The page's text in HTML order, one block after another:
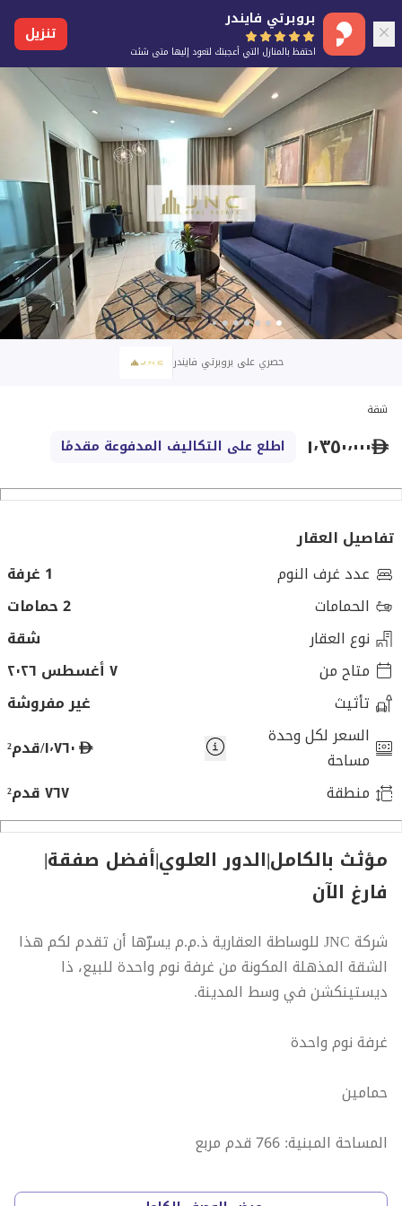
بروبرتي فايندر
احتفظ بالمنازل التي أعجبتك لتعود إليها متى شئت
تنزيل
حصري على بروبرتي فايندر
شقة
١٬٣٥٠٬٠٠٠ اطلع على التكاليف المدفوعة مقدمًا
تفاصيل العقار
عدد غرف النوم
1 غرفة
الحمامات
2 حمامات
نوع العقار
شقة
متاح من
٧ أغسطس ٢٠٢٦
تأثيث
غير مفروشة
السعر لكل وحدة
مساحة
د
ه
م
١٬٧٦٠/قدم²
منطقة
٧٦٧ قدم²
مؤثث بالكامل|الدور العلوي|أفضل صفقة|
فارغ الآن
شركة JNC للوساطة العقارية ذ.م.م يسرّها أن تقدم لكم هذا
الشقة المذهلة المكونة من غرفة نوم واحدة للبيع، ذا
ديستينكشن في وسط المدينة.
غرفة نوم واحدة
حمامين
المساحة المبنية: 766 قدم مربع
خدمات استثنائية